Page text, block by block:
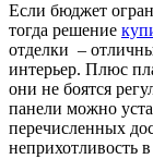
Если бюджет
тогда решение
отделки –
интерьер. Плюс
они не боятся
панели можно
перечисленных
неприхотливость в